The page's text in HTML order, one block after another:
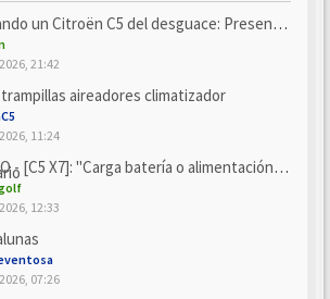
un Citroën C5 del desguace: Presentación y seguimiento
21:42
trampillas aireadores climatizador
11:24
- [C5 X7]: "Carga batería o alimentación eléctri...
12:33
07:26